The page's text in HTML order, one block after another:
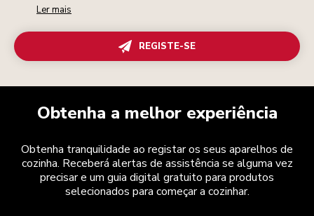
Ler mais
REGISTE-SE
Obtenha a melhor experiência
Obtenha tranquilidade ao registar os seus aparelhos de
cozinha. Receberá alertas de assistência se alguma vez
precisar e um guia digital gratuito para produtos
selecionados para começar a cozinhar.